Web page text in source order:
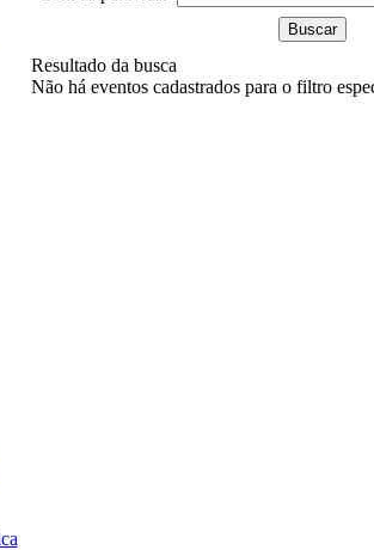
Resultado da busca
Não há eventos cadastrados para o filtro